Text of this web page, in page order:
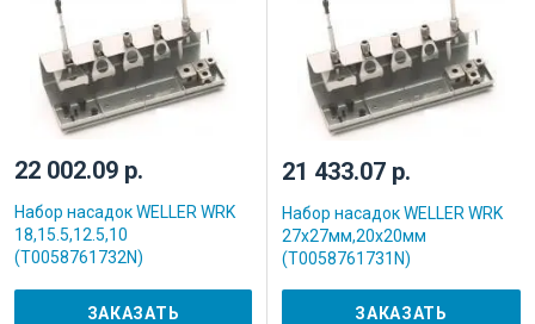
22 002.09 р.
Набор насадок WELLER WRK
18,15.5,12.5,10
(T0058761732N)
ЗАКАЗАТЬ
21 433.07 р.
Набор насадок WELLER WRK
27x27мм,20x20мм
(T0058761731N)
ЗАКАЗАТЬ